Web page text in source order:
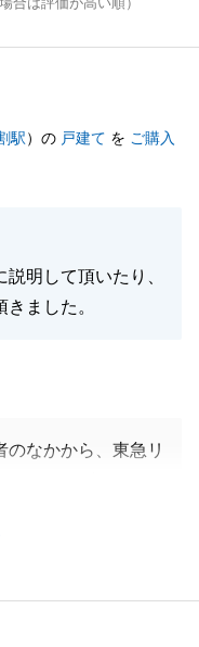
駅）の 戸建て を ご購入
明して頂いたり、
ました。
のなかから、東急リ
業として何よりでご
たら、お気軽にお申